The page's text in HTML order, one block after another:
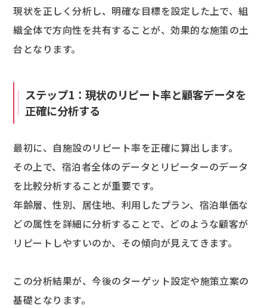
現状を正しく分析し、明確な目標を設定した上で、組
織全体で方向性を共有することが、効果的な施策の土
台となります。
ステップ1：現状のリピート率と顧客データを
正確に分析する
最初に、自施設のリピート率を正確に算出します。
その上で、宿泊者全体のデータとリピーターのデータ
を比較分析することが重要です。
年齢層、性別、居住地、利用したプラン、宿泊単価な
どの属性を詳細に分析することで、どのような顧客が
リピートしやすいのか、その傾向が見えてきます。
この分析結果が、今後のターゲット設定や施策立案の
基礎となります。